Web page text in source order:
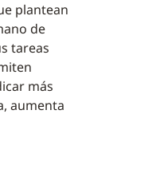
plantean
de
tareas
más
aumenta